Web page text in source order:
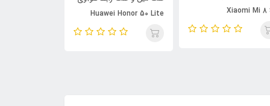
Xiaomi Mi 8
Huawei Honor 50 Lite